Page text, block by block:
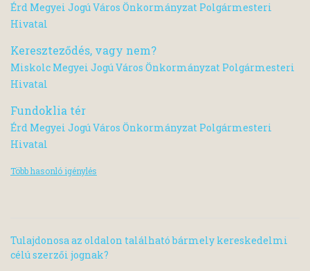
Érd Megyei Jogú Város Önkormányzat Polgármesteri
Hivatal
Kereszteződés, vagy nem?
Miskolc Megyei Jogú Város Önkormányzat Polgármesteri
Hivatal
Fundoklia tér
Érd Megyei Jogú Város Önkormányzat Polgármesteri
Hivatal
Több hasonló igénylés
Tulajdonosa az oldalon található bármely kereskedelmi
célú szerzői jognak?